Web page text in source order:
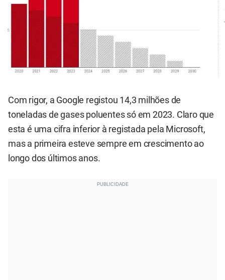
Com rigor, a Google registou 14,3 milhões de
toneladas de gases poluentes só em 2023. Claro que
esta é uma cifra inferior à registada pela Microsoft,
mas a primeira esteve sempre em crescimento ao
longo dos últimos anos.